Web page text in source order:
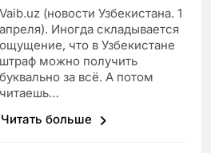
Vaib.uz (новости Узбекистана. 1
апреля). Иногда складывается
ощущение, что в Узбекистане
штраф можно получить
буквально за всё. А потом
читаешь…
Читать больше